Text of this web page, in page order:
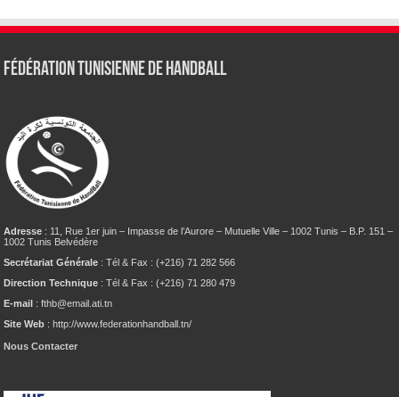
Fédération tunisienne de Handball
Adresse : 11, Rue 1er juin – Impasse de l’Aurore – Mutuelle Ville – 1002 Tunis – B.P. 151 –
1002 Tunis Belvédère
Secrétariat Générale : Tél & Fax : (+216) 71 282 566
Direction Technique : Tél & Fax : (+216) 71 280 479
E-mail : fthb@email.ati.tn
Site Web : http://www.federationhandball.tn/
Nous Contacter